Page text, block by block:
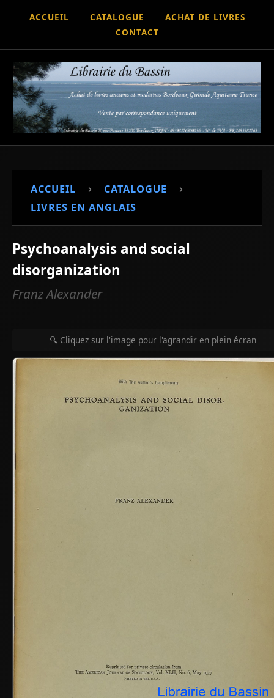
ACCUEIL CATALOGUE
ACHAT DE LIVRES
CONTACT
ACCUEIL › CATALOGUE ›
LIVRES EN ANGLAIS
Psychoanalysis and social
disorganization
Franz Alexander
🔍 Cliquez sur l'image pour l'agrandir en plein écran